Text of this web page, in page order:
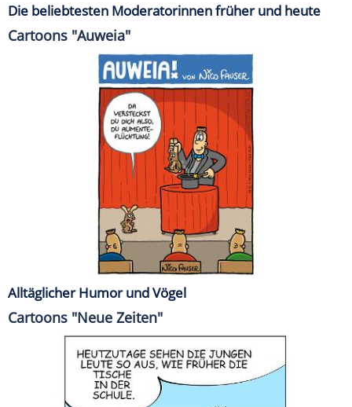
Die beliebtesten Moderatorinnen früher und heute
Cartoons "Auweia"
Alltäglicher Humor und Vögel
Cartoons "Neue Zeiten"